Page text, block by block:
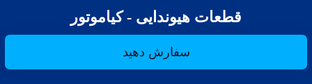
قطعات هیوندایی - کیاموتور
سفارش دهید